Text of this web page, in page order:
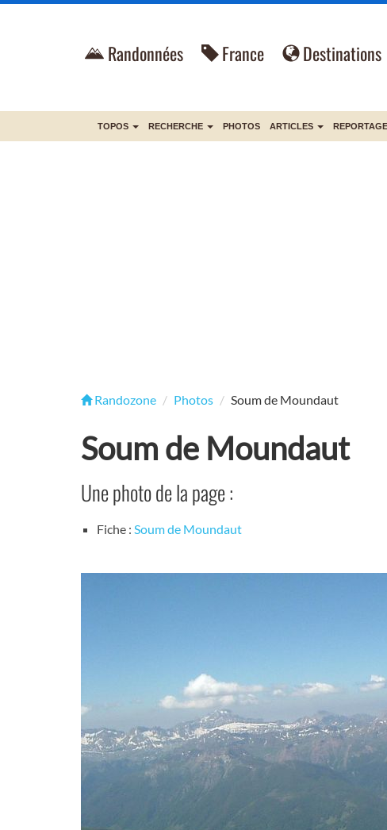
Randonnées France Destinations
TOPOS RECHERCHE PHOTOS ARTICLES
Randozone Photos Soum de Moundaut
Soum de Moundaut
Une photo de la page :
Fiche : Soum de Moundaut